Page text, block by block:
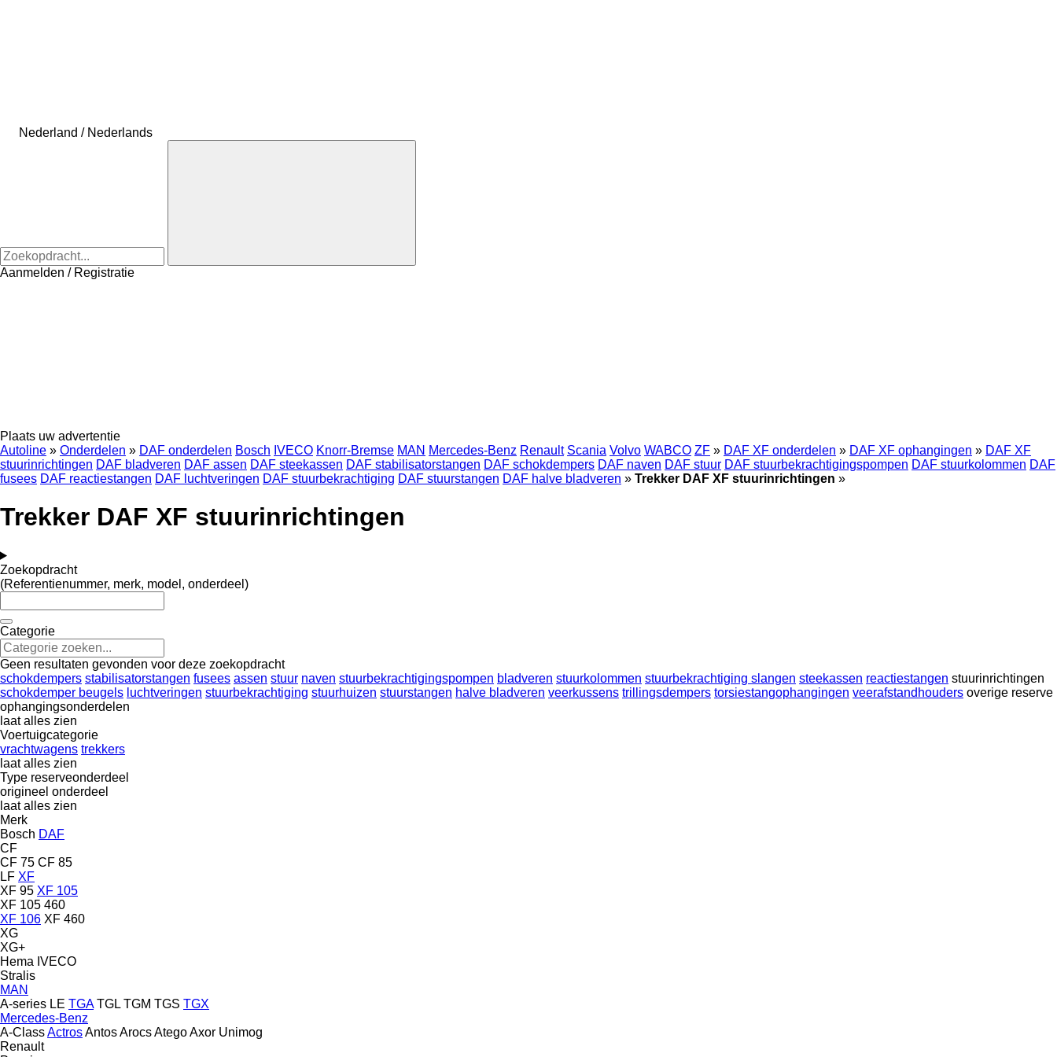
Nederland / Nederlands
Aanmelden / Registratie
Plaats uw advertentie
Autoline » Onderdelen » DAF onderdelen Bosch IVECO Knorr-Bremse MAN Mercedes-Benz Renault Scania Volvo WABCO ZF » DAF XF onderdelen » DAF XF ophangingen » DAF XF
stuurinrichtingen DAF bladveren DAF assen DAF steekassen DAF stabilisatorstangen DAF schokdempers DAF naven DAF stuur DAF stuurbekrachtigingspompen DAF stuurkolommen DAF
fusees DAF reactiestangen DAF luchtveringen DAF stuurbekrachtiging DAF stuurstangen DAF halve bladveren » Trekker DAF XF stuurinrichtingen »
Trekker DAF XF stuurinrichtingen
Zoekopdracht
(Referentienummer, merk, model, onderdeel)
Categorie
Geen resultaten gevonden voor deze zoekopdracht
schokdempers stabilisatorstangen fusees assen stuur naven stuurbekrachtigingspompen bladveren stuurkolommen stuurbekrachtiging slangen steekassen reactiestangen stuurinrichtingen
schokdemper beugels luchtveringen stuurbekrachtiging stuurhuizen stuurstangen halve bladveren veerkussens trillingsdempers torsiestangophangingen veerafstandhouders overige reserve
ophangingsonderdelen
laat alles zien
Voertuigcategorie
vrachtwagens trekkers
laat alles zien
Type reserveonderdeel
origineel onderdeel
laat alles zien
Merk
Bosch DAF
CF
CF 75 CF 85
LF XF
XF 95 XF 105
XF 105 460
XF 106 XF 460
XG
XG+
Hema IVECO
Stralis
MAN
A-series LE TGA TGL TGM TGS TGX
Mercedes-Benz
A-ClassActrosAntosArocsAtegoAxor Unimog
Renault